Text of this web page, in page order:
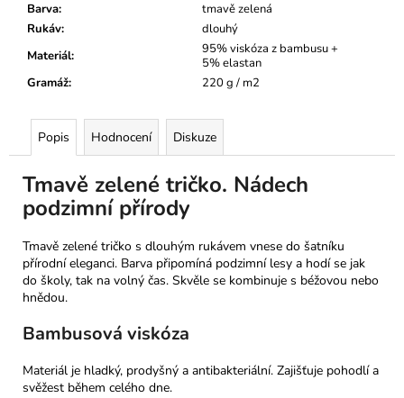
Barva:
tmavě zelená
Rukáv:
dlouhý
Materiál:
95% viskóza z bambusu +
5% elastan
Gramáž: 220 g / m2
Popis Hodnocení Diskuze
Tmavě zelené tričko. Nádech
podzimní přírody
Tmavě zelené tričko s dlouhým rukávem vnese do šatníku
přírodní eleganci. Barva připomíná podzimní lesy a hodí se jak
do školy, tak na volný čas. Skvěle se kombinuje s béžovou nebo
hnědou.
Bambusová viskóza
Materiál je hladký, prodyšný a antibakteriální. Zajišťuje pohodlí a
svěžest během celého dne.